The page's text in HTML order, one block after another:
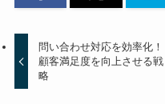
問い合わせ対応を効率化！
顧客満足度を向上させる戦
略